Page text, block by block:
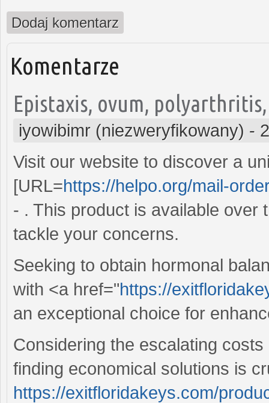
Dodaj komentarz
Komentarze
Epistaxis, ovum,
iyowibimr (niezweryfikowany) -
Visit our website to discover a
[URL=https://helpo.org/mail-
- . This product is available over
tackle your concerns.
Seeking to obtain hormonal
with <a href="https://
an exceptional choice for
Considering the escalating
finding economical solutions is
https://exitfloridakeys.com/